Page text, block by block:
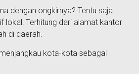
dengan ongkirnya? Tentu saja
lokal! Terhitung dari alamat kantor
di daerah.
kota-kota sebagai